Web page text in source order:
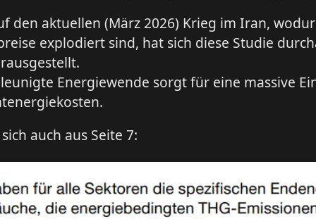
den aktuellen (März 2026) Krieg im Iran,
explodiert sind, hat sich diese Studie
Energiewende sorgt für eine massive
auch aus Seite 7: